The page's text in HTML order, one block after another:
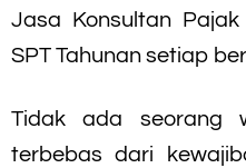
Jasa Konsultan
SPT Tahunan setiap
Tidak ada seorang
terbebas dari